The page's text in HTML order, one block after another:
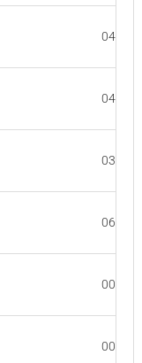
04:08
04:59
03:20
06:54
00:12
00:16